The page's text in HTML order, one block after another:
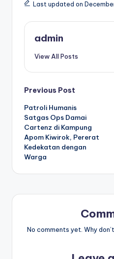
Last updated on
admin
View All Posts
Post
navigation
Previous Post
Patroli Humanis
Satgas Ops Damai
Cartenz di Kampung
Apom Kiwirok, Pererat
Kedekatan dengan
Warga
No comments yet. Why